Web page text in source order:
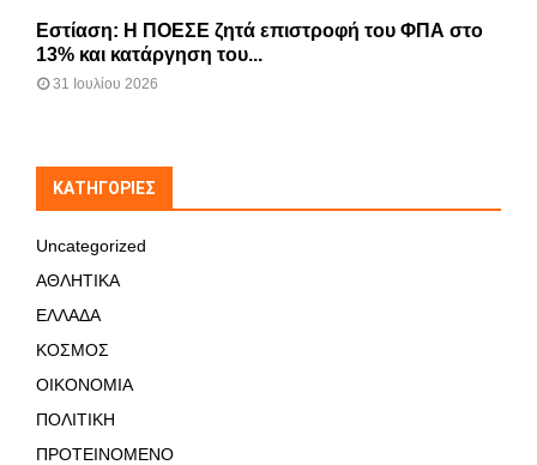
Εστίαση: Η ΠΟΕΣΕ ζητά επιστροφή του ΦΠΑ στο
13% και κατάργηση του...
31 Ιουλίου 2026
KΑΤΗΓΟΡΊΕΣ
Uncategorized
ΑΘΛΗΤΙΚΑ
ΕΛΛΑΔΑ
ΚΟΣΜΟΣ
ΟΙΚΟΝΟΜΙΑ
ΠΟΛΙΤΙΚΗ
ΠΡΟΤΕΙΝΟΜΕΝΟ